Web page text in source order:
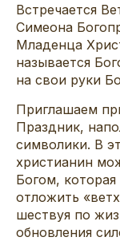
Встречается
Симеона
Младенца
называется
на свои руки
Приглашаем
Праздник,
символики. В
христианин
Богом,
отложить
шествуя по
обновления